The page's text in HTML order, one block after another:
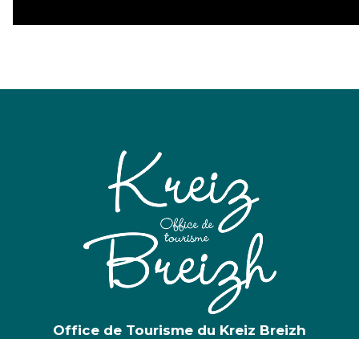
Office de Tourisme du Kreiz Breizh